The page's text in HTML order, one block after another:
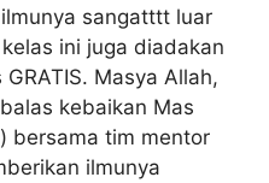
sangatttt luar
ini juga diadakan
Masya Allah,
kebaikan Mas
bersama tim mentor
ilmunya